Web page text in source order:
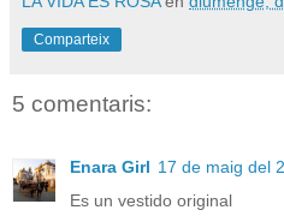
Comparteix
5 comentaris:
Enara Girl 17 de maig del
Es un vestido original